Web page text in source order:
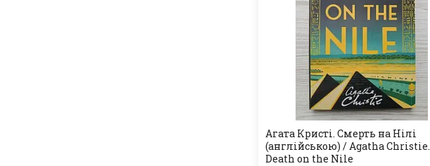
Агата Кристі. Смерть на Нілі
(англійською) / Agatha Christie.
Death on the Nile